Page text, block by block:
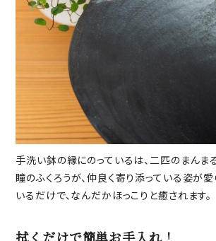
手洗い鉢の縁にのっているは、二匹のまんま
瞳のふくろうが、仲良く寄り添っている姿が愛
いるだけで、なんだかほっこりと癒されます。
拭くだけで簡単お手入れ！